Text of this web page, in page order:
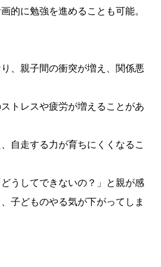
的に勉強を進めることも可能。
、親子間の衝突が増え、関係悪
トレスや疲労が増えることがあ
自走する力が育ちにくくなるこ
うしてできないの？」と親が感
子どものやる気が下がってしま